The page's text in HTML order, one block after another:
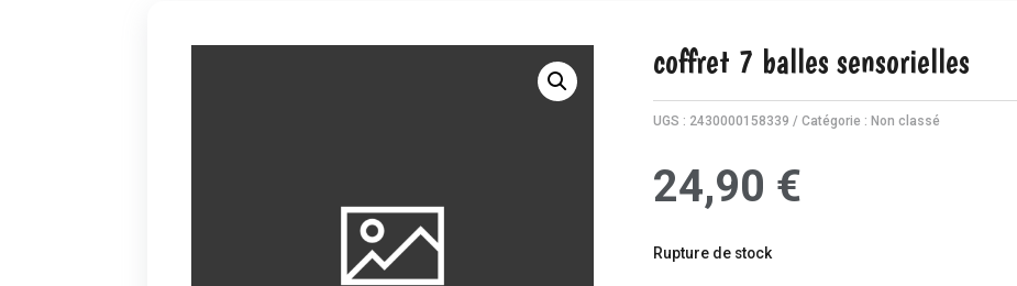
coffret 7 balles sensorielles
UGS : 2430000158339 Catégorie : Non classé
24,90 €
Rupture de stock